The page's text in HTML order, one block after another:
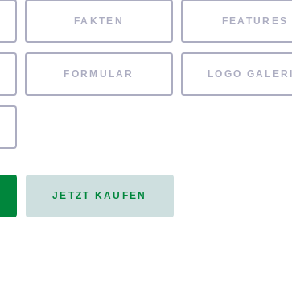
FAKTEN FEATURES
FORMULAR LOGO
JETZT KAUFEN